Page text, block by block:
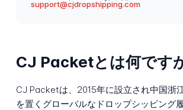
support@cjdropshipping.com
CJ Packetとは何です
CJ Packetは、2015年に設立され中国浙
を置くグローバルなドロップシッピング